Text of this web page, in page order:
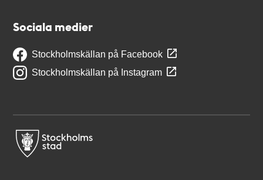
Sociala medier
Stockholmskällan på Facebook
Stockholmskällan på Instagram